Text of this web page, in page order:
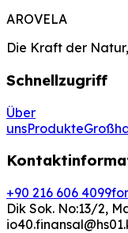
AROVELA
Die Kraft der
Schnellzugriff
Über
unsProdukte
+90 216 606 4099
Dik Sok. No:13/2,